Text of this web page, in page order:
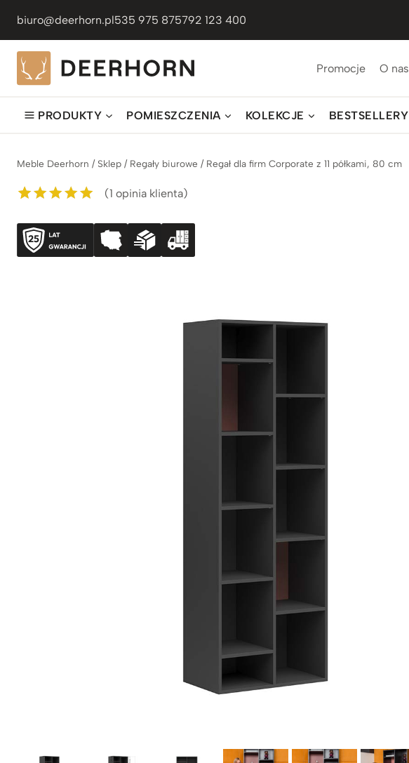
treści
biuro@deerhorn.pl535 975 875792 123 400
Promocje O nas
PRODUKTY POMIESZCZENIA KOLEKCJE BESTSELLERY
Meble Deerhorn / Sklep / Regały biurowe / Regał dla firm Corporate z 11 półkami, 80 cm
5.00na 5 na
podstawie
oceny klienta
(1 opinia klienta)